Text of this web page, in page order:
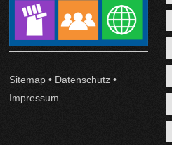
Sitemap • Datenschutz •
Impressum